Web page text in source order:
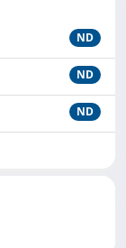
ND
ND
ND